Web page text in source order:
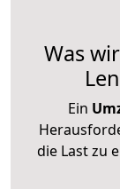
Was
Ein
die Last zu